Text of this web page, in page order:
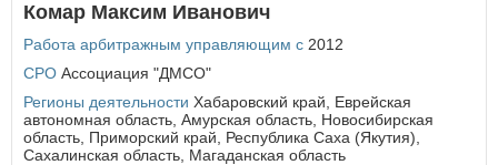
Комар Максим Иванович
Работа арбитражным управляющим с 2012
СРО Ассоциация "ДМСО"
Регионы деятельности Хабаровский край
Еврейская
автономная область Амурская область Новосибирская
область Приморский край Республика Саха (Якутия)
Сахалинская область Магаданская область